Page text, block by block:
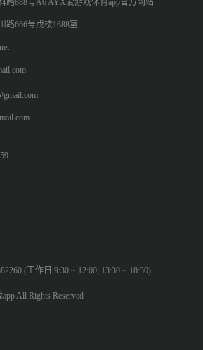
路666号戊楼1688室
(工作日 9:30 ~ 12:00, 13:30 ~ 18:30)
All Rights Reserved